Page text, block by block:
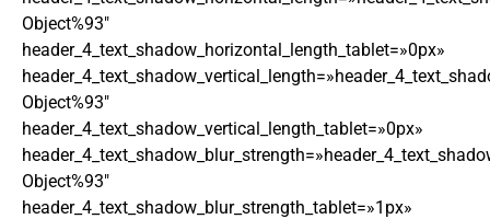
Object%93″
header_4_text_shadow_horizontal_length_tablet=»0px»
Object%93″
header_4_text_shadow_vertical_length_tablet=»0px»
Object%93″
header_4_text_shadow_blur_strength_tablet=»1px»